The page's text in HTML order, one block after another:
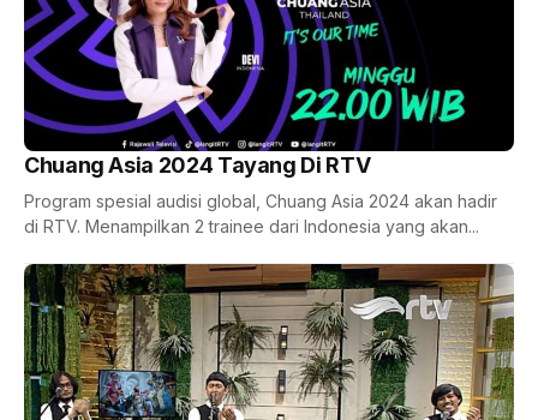
Chuang Asia 2024 Tayang Di RTV
Program spesial audisi global, Chuang Asia 2024 akan hadir
di RTV. Menampilkan 2 trainee dari Indonesia yang akan...